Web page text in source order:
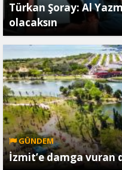
Türkan Şoray: Al
olacaksın
GÜNDEM
İzmit’e damga vuran